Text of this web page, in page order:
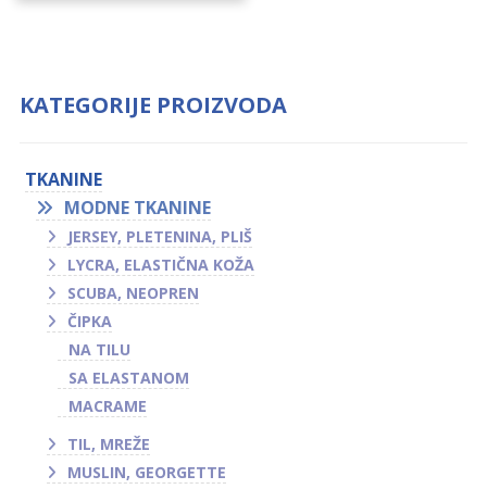
KATEGORIJE PROIZVODA
TKANINE
MODNE TKANINE
JERSEY, PLETENINA, PLIŠ
LYCRA, ELASTIČNA KOŽA
SCUBA, NEOPREN
ČIPKA
NA TILU
SA ELASTANOM
MACRAME
TIL, MREŽE
MUSLIN, GEORGETTE